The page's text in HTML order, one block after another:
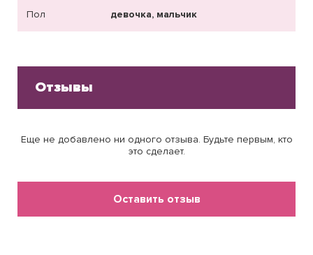
Пол девочка, мальчик
Отзывы
Еще не добавлено ни одного отзыва. Будьте первым, кто
это сделает.
Оставить отзыв